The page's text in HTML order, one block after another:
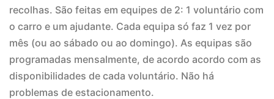
recolhas. São feitas em equipes de 2: 1 voluntário com
o carro e um ajudante. Cada equipa só faz 1 vez por
mês (ou ao sábado ou ao domingo). As equipas são
programadas mensalmente, de acordo acordo com as
disponibilidades de cada voluntário. Não há
problemas de estacionamento.